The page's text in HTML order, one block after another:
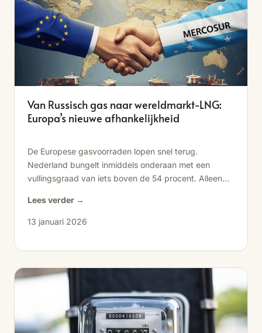
Van Russisch gas naar wereldmarkt-LNG:
Europa’s nieuwe afhankelijkheid
De Europese gasvoorraden lopen snel terug.
Nederland bungelt inmiddels onderaan met een
vullingsgraad van iets boven de 54 procent. Alleen
Lees verder →
13 januari 2026